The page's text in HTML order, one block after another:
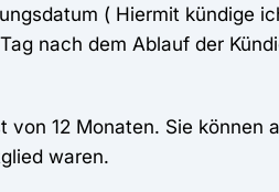
( Hiermit kündige
nach dem Ablauf der
12 Monaten. Sie können
waren.